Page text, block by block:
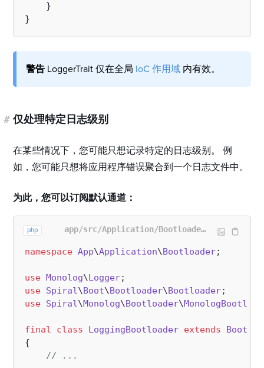
    }
警告 LoggerTrait 仅在全局 IoC 作用域 内有效。
# 仅处理特定日志级别
在某些情况下，您可能只想记录特定的日志级别。 例
如，您可能只想将应用程序错误聚合到一个日志文件中。
为此，您可以订阅默认通道：
php app/src/Application/Bootloader/LoggingBootloader.php
namespace App\Application\Bootloader;
use Monolog\Logger
use Spiral\Boot\Bootloader\Bootloader
use Spiral\Monolog\Bootloader\
final class LoggingBootloader extends
{
// ...